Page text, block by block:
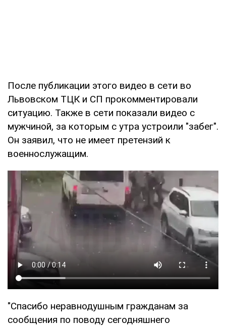
После публикации этого видео в сети во
Львовском ТЦК и СП прокомментировали
ситуацию. Также в сети показали видео с
мужчиной, за которым с утра устроили "забег".
Он заявил, что не имеет претензий к
военнослужащим.
"Спасибо неравнодушным гражданам за
сообщения по поводу сегодняшнего